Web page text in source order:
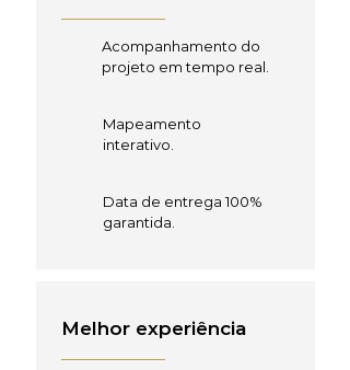
Acompanhamento do
projeto em tempo real.
Mapeamento
interativo.
Data de entrega 100%
garantida.
Melhor experiência